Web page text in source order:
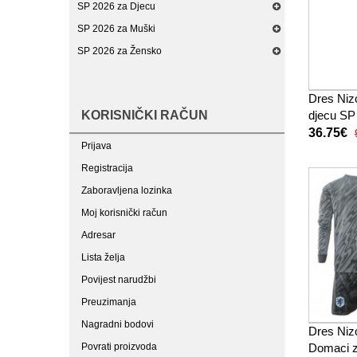
SP 2026 za Djecu
SP 2026 za Muški
SP 2026 za Žensko
KORISNIČKI RAČUN
Prijava
Registracija
Zaboravljena lozinka
Moj korisnički račun
Adresar
Lista želja
Povijest narudžbi
Preuzimanja
Nagradni bodovi
Povrati proizvoda
Dres
djecu SP
(+
36.75€
Dres
Domaci